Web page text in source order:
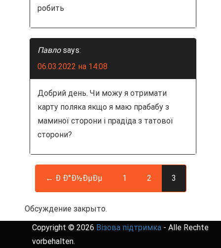
робить
Павло says:
06.03.2022 на 14:08
Добрий день. Чи можу я отримати
карту поляка якщо я маю прабабу з
маминої сторони і прадіда з татової
сторони?
← Ð Ð°Ð½ÐµÐµ 1 2 3
Обсуждение закрыто.
Copyright © 2026 Візова підтримка - Alle Rechte
vorbehalten.